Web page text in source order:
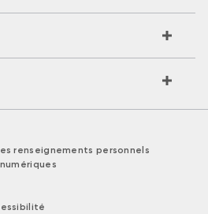
renseignements personnels